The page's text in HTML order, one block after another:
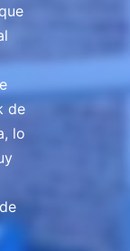
de
lo